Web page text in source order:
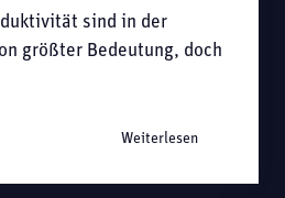
sind in der
größter Bedeutung, doch
Weiterlesen